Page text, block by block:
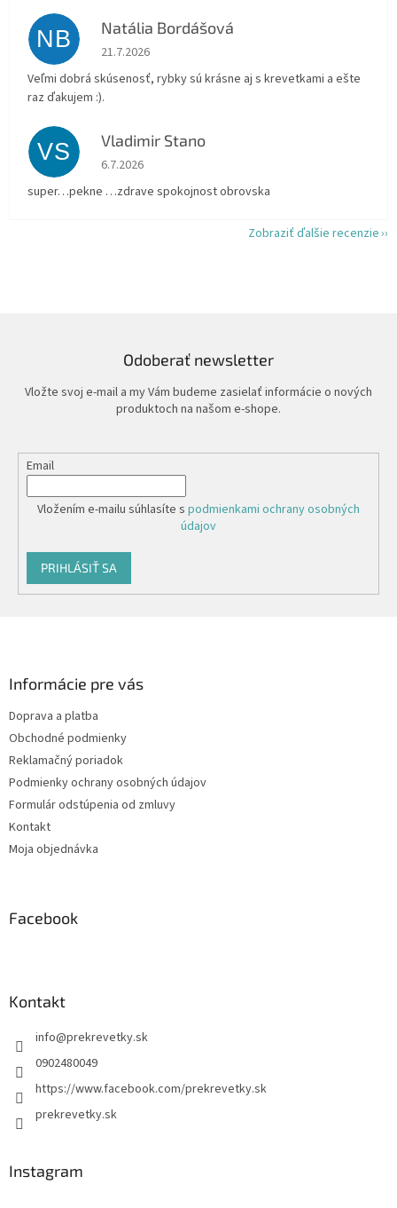
NB Natália Bordášová
Hodnotenie obchodu je 5 z 5 hviezdičiek.
21.7.2026
Veľmi dobrá skúsenosť, rybky sú krásne aj s krevetkami a ešte
raz ďakujem :).
VS Vladimir Stano
Hodnotenie obchodu je 5 z 5 hviezdičiek.
6.7.2026
super…pekne …zdrave spokojnost obrovska
Zobraziť ďalšie recenzie
Odoberať newsletter
Vložte svoj e-mail a my Vám budeme zasielať informácie o nových
produktoch na našom e-shope.
Email
Vložením e-mailu súhlasíte s podmienkami ochrany osobných
údajov
PRIHLÁSIŤ SA
Informácie pre vás
Doprava a platba
Obchodné podmienky
Reklamačný poriadok
Podmienky ochrany osobných údajov
Formulár odstúpenia od zmluvy
Kontakt
Moja objednávka
Facebook
Kontakt
info@prekrevetky.sk
0902480049
https://www.facebook.com/prekrevetky.sk
prekrevetky.sk
Instagram